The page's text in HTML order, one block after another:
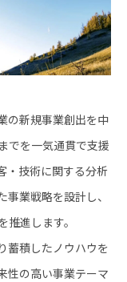
の新規事業創出を中
でを一気通貫で支援
・技術に関する分析
業戦略を設計し、
進します。
蓄積したノウハウを
性の高い事業テーマ